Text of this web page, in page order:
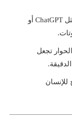
دمج هذه التقنيات مع أنظمة المحادثة الذكية مثل ChatGPT أو
تجعل
للإنسان